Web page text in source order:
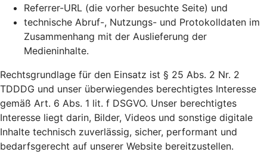
Referrer-URL (die vorher besuchte Seite) und
technische Abruf-, Nutzungs- und Protokolldaten im
Zusammenhang mit der Auslieferung der
Medieninhalte.
Rechtsgrundlage für den Einsatz ist § 25 Abs. 2 Nr. 2
TDDDG und unser überwiegendes berechtigtes Interesse
gemäß Art. 6 Abs. 1 lit. f DSGVO. Unser berechtigtes
Interesse liegt darin, Bilder, Videos und sonstige digitale
Inhalte technisch zuverlässig, sicher, performant und
bedarfsgerecht auf unserer Website bereitzustellen.